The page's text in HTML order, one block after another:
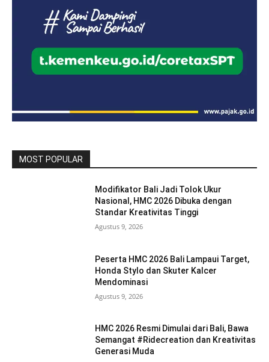
MOST POPULAR
Modifikator Bali Jadi Tolok Ukur
Nasional, HMC 2026 Dibuka dengan
Standar Kreativitas Tinggi
Agustus 9, 2026
Peserta HMC 2026 Bali Lampaui Target,
Honda Stylo dan Skuter Kalcer
Mendominasi
Agustus 9, 2026
HMC 2026 Resmi Dimulai dari Bali, Bawa
Semangat #Ridecreation dan Kreativitas
Generasi Muda